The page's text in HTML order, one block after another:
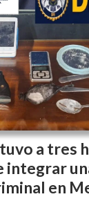
a tres
integrar
en